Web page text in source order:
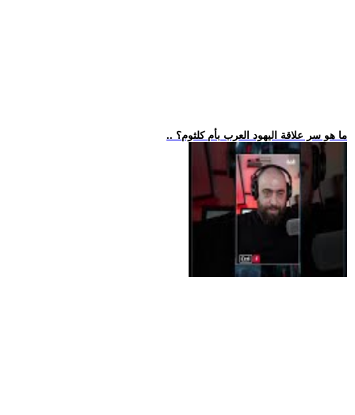
.. ما هو سر علاقة اليهود العرب بأم كلثوم؟